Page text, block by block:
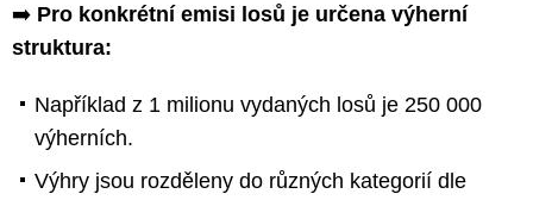
➡️ Pro konkrétní emisi losů je určena výherní
struktura:
Například z 1 milionu vydaných losů je 250 000
výherních.
Výhry jsou rozděleny do různých kategorií dle